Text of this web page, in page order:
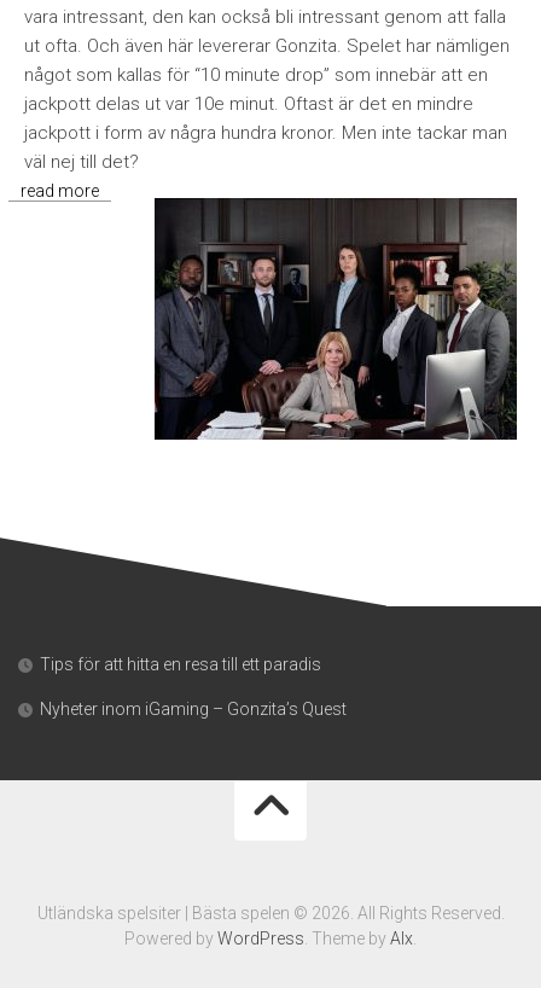
vara intressant, den kan också bli intressant genom att falla
ut ofta. Och även här levererar Gonzita. Spelet har nämligen
något som kallas för “10 minute drop” som innebär att en
jackpott delas ut var 10e minut. Oftast är det en mindre
jackpott i form av några hundra kronor. Men inte tackar man
väl nej till det?
read more
Tips för att hitta en resa till ett paradis
Nyheter inom iGaming – Gonzita’s Quest
Utländska spelsiter | Bästa spelen © 2026. All Rights Reserved.
Powered byWordPress . Theme byAlx